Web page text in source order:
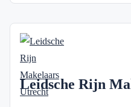
Leidsche Rijn